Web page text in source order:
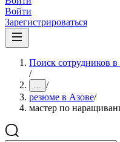
Войти
Зарегистрироваться
Поиск сотрудников в
/
... /
резюме в Азове/
мастер по